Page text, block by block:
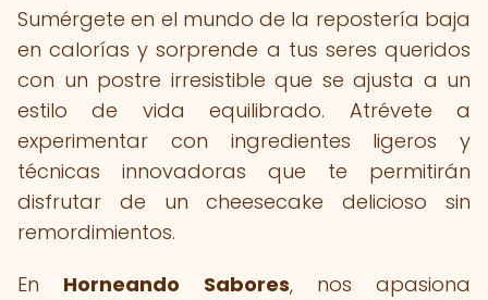
Sumérgete en el mundo de la repostería baja
en calorías y sorprende a tus seres queridos
con un postre irresistible que se ajusta a un
estilo de vida equilibrado. Atrévete a
experimentar con ingredientes ligeros y
técnicas innovadoras que te permitirán
disfrutar de un cheesecake delicioso sin
remordimientos.
En Horneando Sabores, nos apasiona